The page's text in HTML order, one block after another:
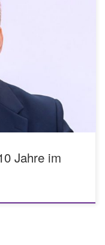
Stiftung Geistliches
von den Gründen
möchte ich zwei
meiner Mitarbeit
der Stiftung vor […]
Jahre im